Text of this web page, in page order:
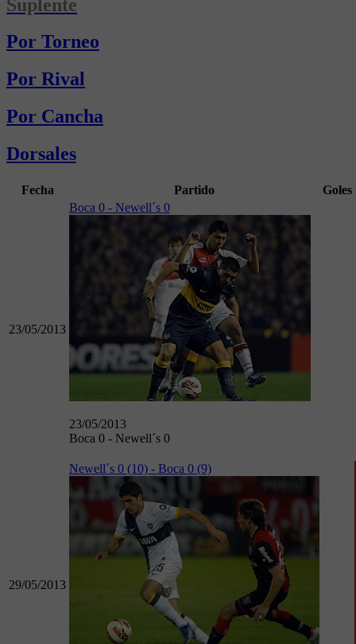
Suplente
Por Torneo
Por Rival
Por Cancha
Dorsales
Fecha Partido Goles
23/05/2013
Boca 0 - Newell´s 0
23/05/2013
Boca 0 - Newell´s 0
29/05/2013
Newell´s 0 (10) - Boca 0 (9)